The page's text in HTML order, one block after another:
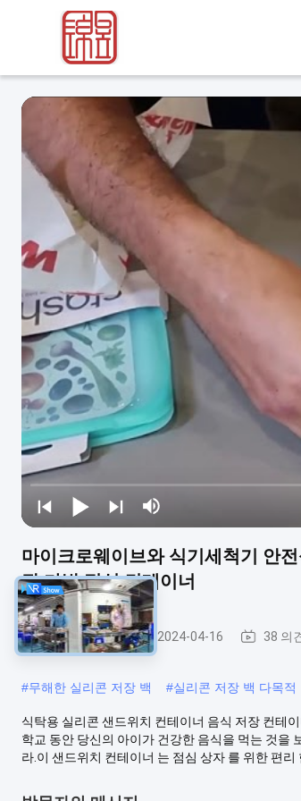
마이크로웨이브와 식기세척기 안
장 가방 점심 컨테이너
실리콘 도시락 2024-04-16 38 의
#무해한 실리콘 저장 백 #실리콘 저장 백 다목적
식탁용 실리콘 샌드위치 컨테이너 음식 저장 컨테
학교 동안 당신의 아이가 건강한 음식을 먹는 것을
라.이 샌드위치 컨테이너 는 점심 상자 를 위한 편리